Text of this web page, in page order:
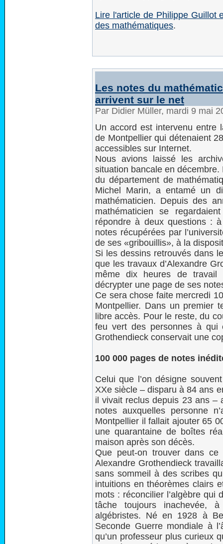
Lire l'article de Philippe Guillot
des mathématiques.
Les notes du
arrivent sur le net
Par Didier Müller, mardi 9 mai
Un accord est intervenu entre
de Montpellier qui détenaient
accessibles sur Internet.
Nous avions laissé les
situation bancale en
du département de
Michel Marin, a entamé un
mathématicien. Depuis des
mathématicien se
répondre à deux questions :
notes récupérées par
de ses «gribouillis», à la
Si les dessins retrouvés dans
que les travaux d’Alexandre
même dix heures de travail
décrypter une page de ses
Ce sera chose faite mercredi
Montpellier. Dans un premier
libre accès. Pour le reste, du
feu vert des personnes à qui
Grothendieck conservait une
100 000 pages de notes
Celui que l’on désigne
XXe siècle – disparu à 84 ans
il vivait reclus depuis 23 ans –
notes auxquelles personne
Montpellier il fallait ajouter 65
une quarantaine de boîtes
maison après son décès.
Que peut-on trouver dans
Alexandre Grothendieck
sans sommeil à des scribes
intuitions en théorèmes clairs
mots : réconcilier l’algèbre qui
tâche toujours inachevée,
algébristes. Né en 1928 à
Seconde Guerre mondiale à
qu’un professeur plus curieux